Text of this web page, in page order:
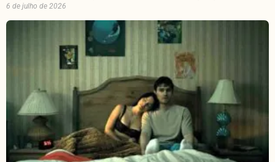
6 de julho de 2026